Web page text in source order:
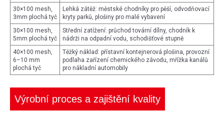
30×100 mesh,
3mm plochá tyč
Lehká zátěž: městské chodníky pro pěší, odvodňovací
kryty parků, plošiny pro malé vybavení
30×100 mesh,
5mm plochá tyč
Střední zatížení: průchod tovární dílny, chodník k
nádrži na odpadní vodu, schodišťové stupně
40×100 mesh,
6–10 mm
plochá tyč
Těžký náklad: přístavní kontejnerová plošina, provozní
podlaha zařízení chemického závodu, mřížka kanálů
pro nákladní automobily
Výrobní proces a zajištění kvality